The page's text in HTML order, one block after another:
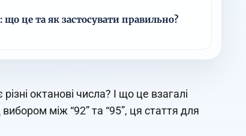
це та як застосувати правильно?
октанові числа? І що це взагалі
між “92” та “95”, ця стаття для